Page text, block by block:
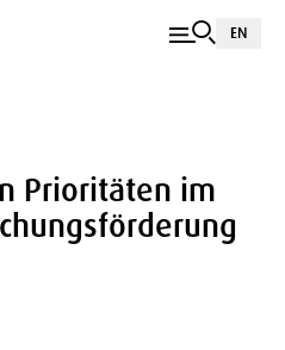
EN
Prioritäten im